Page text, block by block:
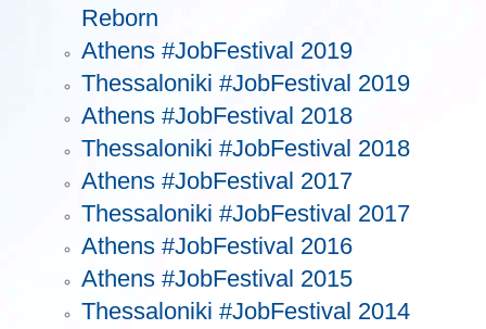
Reborn
Athens #JobFestival 2019
Thessaloniki #JobFestival 2019
Athens #JobFestival 2018
Thessaloniki #JobFestival 2018
Athens #JobFestival 2017
Τhessaloniki #JobFestival 2017
Athens #JobFestival 2016
Athens #JobFestival 2015
Thessaloniki #JobFestival 2014